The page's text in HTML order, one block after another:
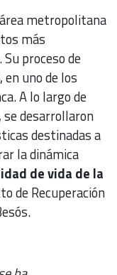
metropolitana
más
proceso de
uno de los
A lo largo de
se desarrollaron
destinadas a
la dinámica
de vida de la
de Recuperación